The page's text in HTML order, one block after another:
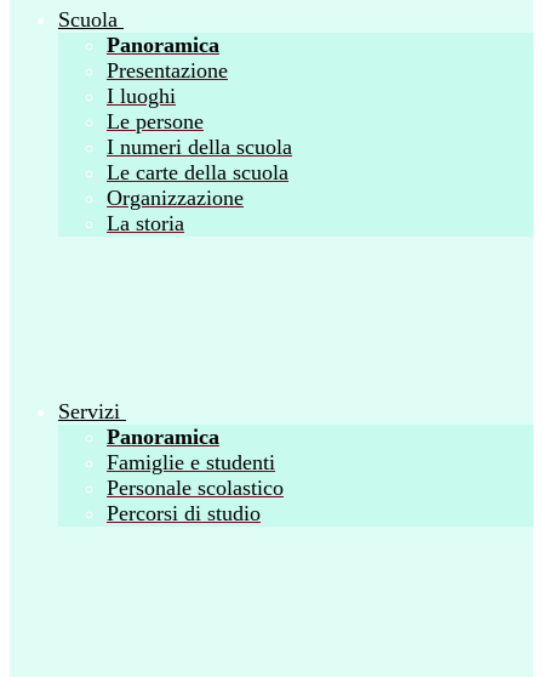
Scuola
Panoramica
Presentazione
I luoghi
Le persone
I numeri della scuola
Le carte della scuola
Organizzazione
La storia
Servizi
Panoramica
Famiglie e studenti
Personale scolastico
Percorsi di studio